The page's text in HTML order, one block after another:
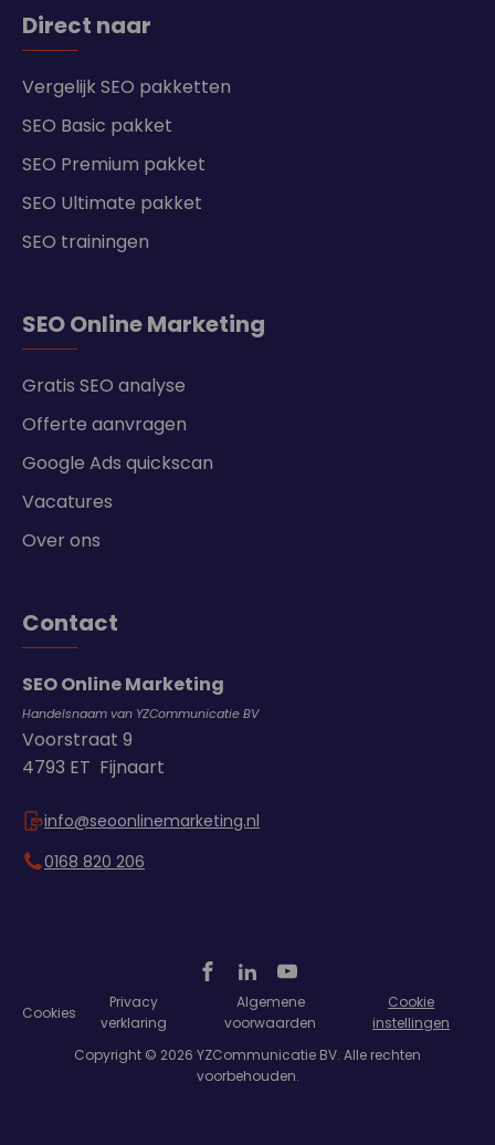
Direct naar
Vergelijk SEO pakketten
SEO Basic pakket
SEO Premium pakket
SEO Ultimate pakket
SEO trainingen
SEO Online Marketing
Gratis SEO analyse
Offerte aanvragen
Google Ads quickscan
Vacatures
Over ons
Contact
SEO Online Marketing
Handelsnaam van YZCommunicatie BV
Voorstraat 9
4793 ET Fijnaart
info@seoonlinemarketing.nl
0168 820 206
Cookies
Privacy
verklaring
Algemene
voorwaarden
Cookie
instellingen
Copyright © 2026 YZCommunicatie BV. Alle rechten
voorbehouden.